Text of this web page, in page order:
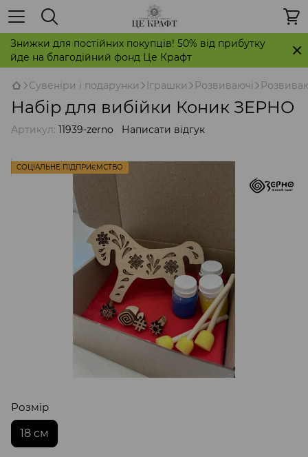
Знижки для постійних покупців! 50% від прибутку
йде на благодійний фонд Це Крафт
Сувеніри і подарунки Іграшки Розвиваючі
Набір для вибійки Коник ЗЕРНО
Артикул: 11939-zerno Написати відгук
СОЦІАЛЬНЕ ПІДПРИЄМСТВО
Розмір
18 см